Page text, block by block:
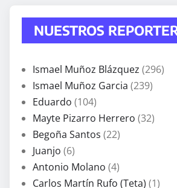
NUESTROS
Ismael Muñoz Blázquez (296)
Ismael Muñoz Garcia (239)
Eduardo (104)
Mayte Pizarro Herrero (32)
Begoña Santos (22)
Juanjo (6)
Antonio Molano (4)
Carlos Martín Rufo (Teta) (1)